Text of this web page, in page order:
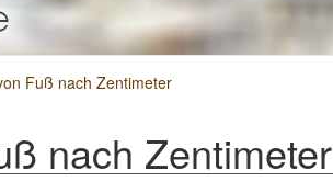
Fuß nach Zentimeter
nach Zentimeter